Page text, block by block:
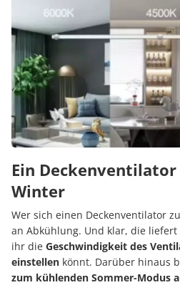
Ein
Winter
Wer sich einen Deckenventilator
an Abkühlung. Und klar, die
ihr die Geschwindigkeit des
einstellen könnt. Darüber hinaus
zum kühlenden Sommer-Modus